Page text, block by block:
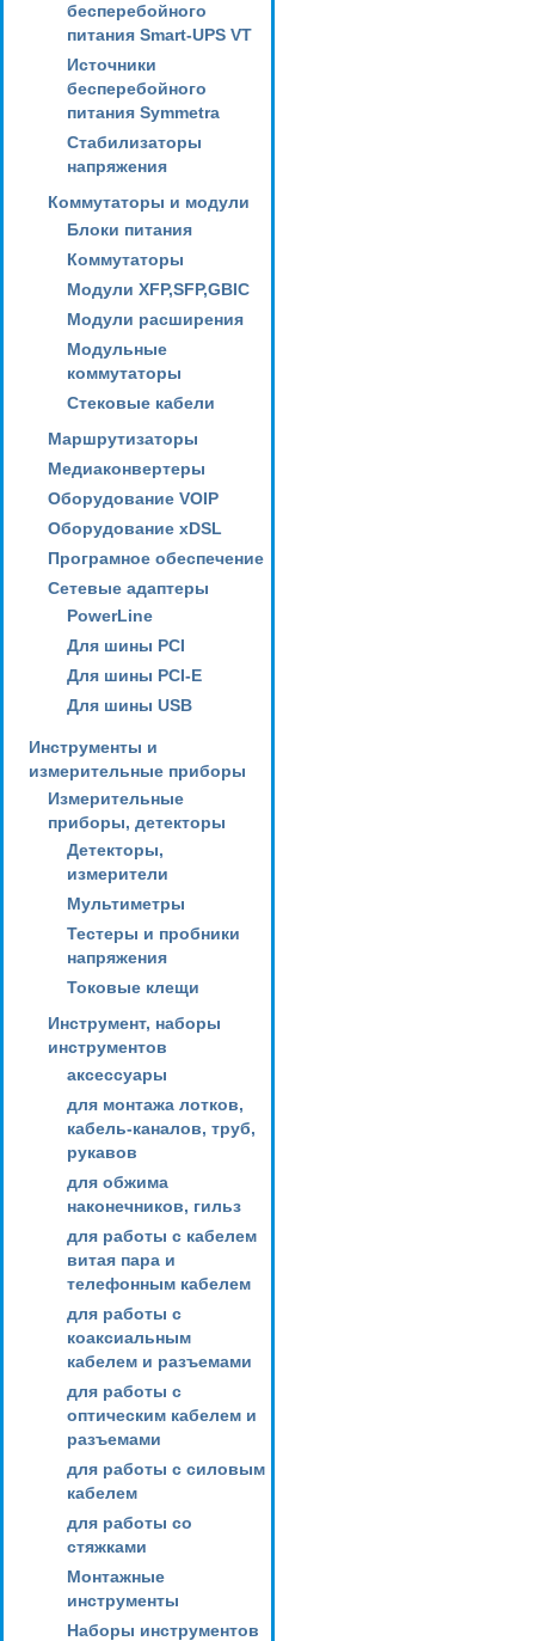
бесперебойного
питания Smart-UPS VT
Источники
бесперебойного
питания Symmetra
Стабилизаторы
напряжения
Коммутаторы и модули
Блоки питания
Коммутаторы
Модули XFP,SFP,GBIC
Модули расширения
Модульные
коммутаторы
Стековые кабели
Маршрутизаторы
Медиаконвертеры
Оборудование VOIP
Оборудование xDSL
Програмное обеспечение
Сетевые адаптеры
PowerLine
Для шины PCI
Для шины PCI-E
Для шины USB
Инструменты и
измерительные приборы
Измерительные
приборы, детекторы
Детекторы,
измерители
Мультиметры
Тестеры и пробники
напряжения
Токовые клещи
Инструмент, наборы
инструментов
аксессуары
для монтажа лотков,
кабель-каналов, труб,
рукавов
для обжима
наконечников, гильз
для работы с кабелем
витая пара и
телефонным кабелем
для работы с
коаксиальным
кабелем и разъемами
для работы с
оптическим кабелем и
разъемами
для работы с силовым
кабелем
для работы со
стяжками
Монтажные
инструменты
Наборы инструментов